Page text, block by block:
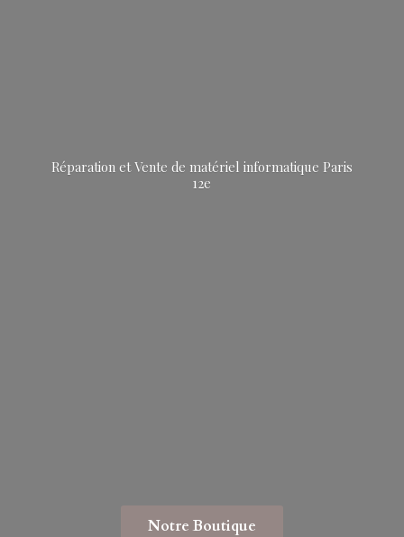
Réparation et Vente de matériel informatique Paris
12e
Notre Boutique